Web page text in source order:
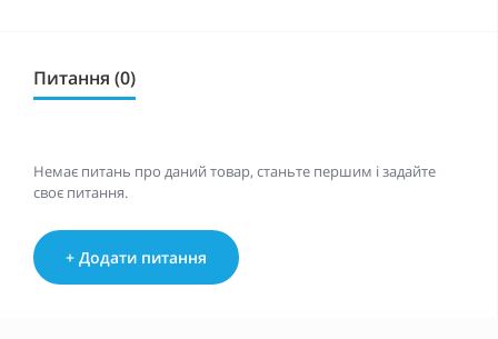
Питання (0)
Немає питань про даний товар, станьте першим і задайте
своє питання.
+ Додати питання